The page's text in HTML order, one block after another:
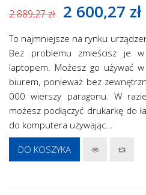
2 889,27 zł 2 600,27 zł
To najmniejsze na rynku
Bez problemu zmieścisz je
laptopem. Możesz go używać
biurem, ponieważ bez
000 wierszy paragonu. W
możesz podłączyć drukarkę do
do komputera używając...
DO KOSZYKA